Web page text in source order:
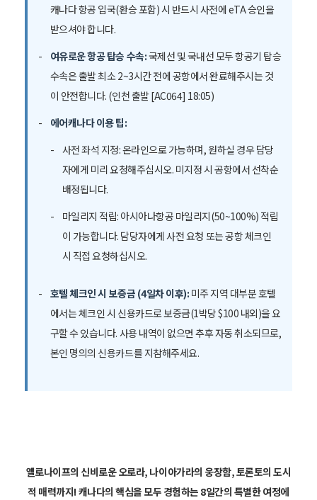
캐나다 항공 입국(환승 포함) 시 반드시 사전에 eTA 승인을
받으셔야 합니다.
여유로운 항공 탑승 수속:국제선 및 국내선 모두 항공기 탑승
수속은 출발 최소 2~3시간 전에 공항에서 완료해주시는 것
이 안전합니다. (인천 출발 [AC064] 18:05)
에어캐나다 이용 팁:
사전 좌석 지정: 온라인으로 가능하며, 원하실 경우 담당
자에게 미리 요청해주십시오. 미지정 시 공항에서 선착순
배정됩니다.
마일리지 적립: 아시아나항공 마일리지(50~100%) 적립
이 가능합니다. 담당자에게 사전 요청 또는 공항 체크인
시 직접 요청하십시오.
호텔 체크인 시 보증금 (4일차 이후): 미주 지역 대부분 호텔
에서는 체크인 시 신용카드로 보증금(1박당 $100 내외)을 요
구할 수 있습니다. 사용 내역이 없으면 추후 자동 취소되므로,
본인 명의의 신용카드를 지참해주세요.
옐로나이프의 신비로운 오로라, 나이아가라의 웅장함, 토론토의 도시
적 매력까지! 캐나다의 핵심을 모두 경험하는 8일간의 특별한 여정에